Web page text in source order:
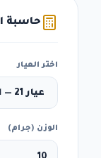
حاسبة
اختر العيار
الوزن (جرام)